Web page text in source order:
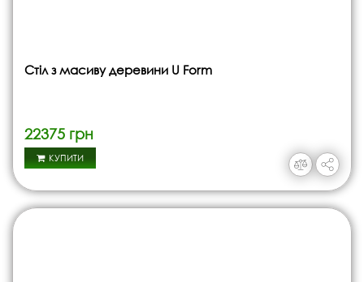
Стіл з масиву деревини U Form
22375 грн
КУПИТИ